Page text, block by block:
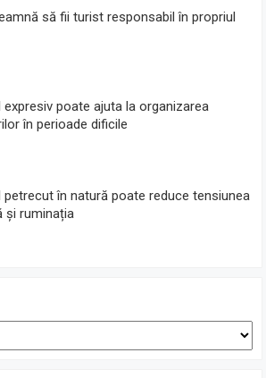
să fii turist responsabil în propriul
expresiv poate ajuta la organizarea
în perioade dificile
petrecut în natură poate reduce tensiunea
și ruminația